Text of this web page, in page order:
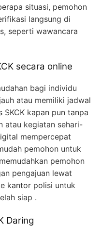
situasi, pemohon
langsung di
seperti wawancara
secara online
bagi individu
atau memiliki jadwal
kapan pun tanpa
atau kegiatan sehari-
mempercepat
pemohon untuk
pemohon
pengajuan lewat
kantor polisi untuk
siap .
Daring